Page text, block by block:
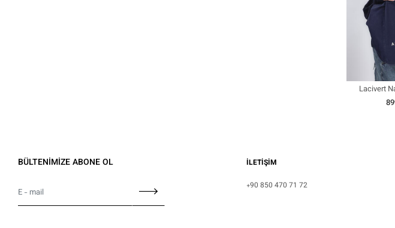
Lacivert
BÜLTENİMİZE ABONE OL İLETİŞİM
+90 850 470 71 72